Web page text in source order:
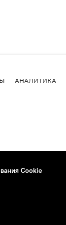
АНАЛИТИКА
Cookie